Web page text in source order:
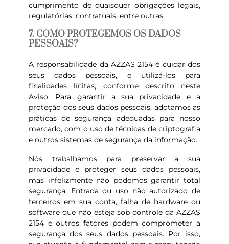
cumprimento de quaisquer obrigações legais,
regulatórias, contratuais, entre outras.
7. COMO PROTEGEMOS OS DADOS
PESSOAIS?
A responsabilidade da AZZAS 2154 é cuidar dos
seus dados pessoais, e utilizá-los para
finalidades lícitas, conforme descrito neste
Aviso. Para garantir a sua privacidade e a
proteção dos seus dados pessoais, adotamos as
práticas de segurança adequadas para nosso
mercado, com o uso de técnicas de criptografia
e outros sistemas de segurança da informação.
Nós trabalhamos para preservar a sua
privacidade e proteger seus dados pessoais,
mas infelizmente não podemos garantir total
segurança. Entrada ou uso não autorizado de
terceiros em sua conta, falha de hardware ou
software que não esteja sob controle da AZZAS
2154 e outros fatores podem comprometer a
segurança dos seus dados pessoais. Por isso,